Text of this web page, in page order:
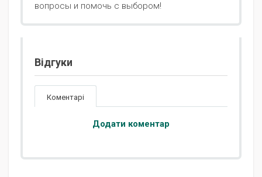
вопросы и помочь с выбором!
Відгуки
Коментарі
Додати коментар